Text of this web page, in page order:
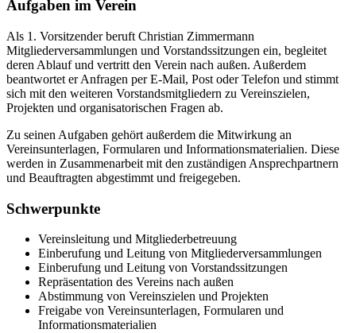
Aufgaben im Verein
Als 1. Vorsitzender beruft Christian Zimmermann
Mitgliederversammlungen und Vorstandssitzungen ein, begleitet
deren Ablauf und vertritt den Verein nach außen. Außerdem
beantwortet er Anfragen per E-Mail, Post oder Telefon und stimmt
sich mit den weiteren Vorstandsmitgliedern zu Vereinszielen,
Projekten und organisatorischen Fragen ab.
Zu seinen Aufgaben gehört außerdem die Mitwirkung an
Vereinsunterlagen, Formularen und Informationsmaterialien. Diese
werden in Zusammenarbeit mit den zuständigen Ansprechpartnern
und Beauftragten abgestimmt und freigegeben.
Schwerpunkte
Vereinsleitung und Mitgliederbetreuung
Einberufung und Leitung von Mitgliederversammlungen
Einberufung und Leitung von Vorstandssitzungen
Repräsentation des Vereins nach außen
Abstimmung von Vereinszielen und Projekten
Freigabe von Vereinsunterlagen, Formularen und
Informationsmaterialien